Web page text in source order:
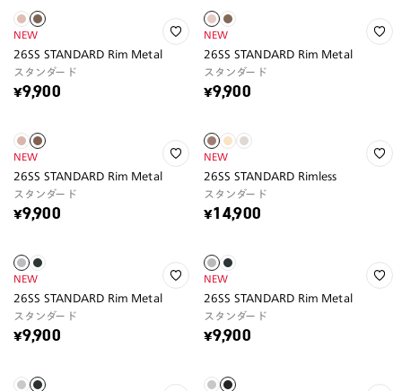
NEW
26SS STANDARD Rim Metal
スタンダード
¥9,900
NEW
26SS STANDARD Rim Metal
スタンダード
¥9,900
NEW
26SS STANDARD Rim Metal
スタンダード
¥9,900
NEW
26SS STANDARD Rimless
スタンダード
¥14,900
NEW
26SS STANDARD Rim Metal
スタンダード
¥9,900
NEW
26SS STANDARD Rim Metal
スタンダード
¥9,900